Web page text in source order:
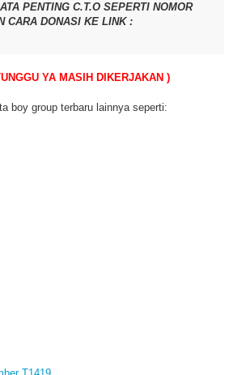
PENTING C.T.O SEPERTI NOMOR
CARA DONASI KE LINK :
YA MASIH DIKERJAKAN )
boy group terbaru lainnya seperti: